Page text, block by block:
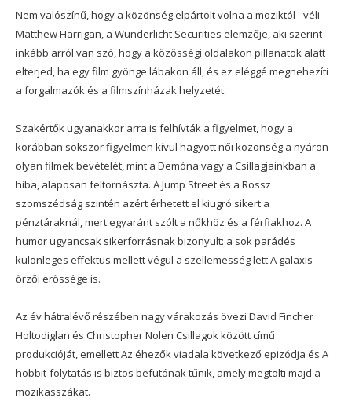
Nem valószínű, hogy a közönség elpártolt volna a moziktól - véli
Matthew Harrigan, a Wunderlicht Securities elemzője, aki szerint
inkább arról van szó, hogy a közösségi oldalakon pillanatok alatt
elterjed, ha egy film gyönge lábakon áll, és ez eléggé megnehezíti
a forgalmazók és a filmszínházak helyzetét.
Szakértők ugyanakkor arra is felhívták a figyelmet, hogy a
korábban sokszor figyelmen kívül hagyott női közönség a nyáron
olyan filmek bevételét, mint a Demóna vagy a Csillagjainkban a
hiba, alaposan feltornászta. A Jump Street és a Rossz
szomszédság szintén azért érhetett el kiugró sikert a
pénztáraknál, mert egyaránt szólt a nőkhöz és a férfiakhoz. A
humor ugyancsak sikerforrásnak bizonyult: a sok parádés
különleges effektus mellett végül a szellemesség lett A galaxis
őrzői erőssége is.
Az év hátralévő részében nagy várakozás övezi David Fincher
Holtodiglan és Christopher Nolen Csillagok között című
produkcióját, emellett Az éhezők viadala következő epizódja és A
hobbit-folytatás is biztos befutónak tűnik, amely megtölti majd a
mozikasszákat.